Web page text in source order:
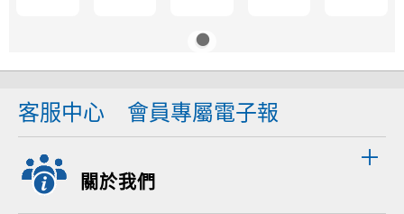
客服中心 會員專屬電子報
關於我們